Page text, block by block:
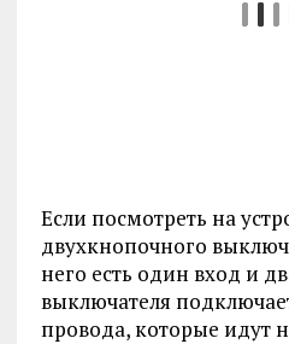
Если посмотреть на
двухкнопочного
него есть один вход и
выключателя
провода, которые идут